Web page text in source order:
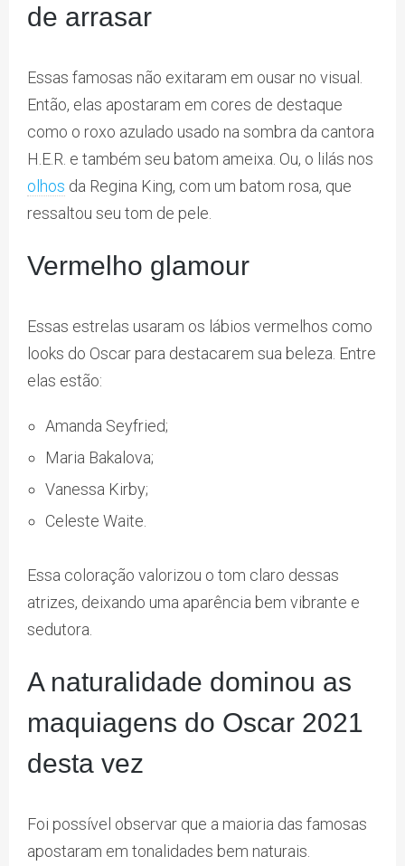
de arrasar
Essas famosas não exitaram em ousar no visual.
Então, elas apostaram em cores de destaque
como o roxo azulado usado na sombra da cantora
H.E.R. e também seu batom ameixa. Ou, o lilás nos
olhos da Regina King, com um batom rosa, que
ressaltou seu tom de pele.
Vermelho glamour
Essas estrelas usaram os lábios vermelhos como
looks do Oscar para destacarem sua beleza. Entre
elas estão:
Amanda Seyfried;
Maria Bakalova;
Vanessa Kirby;
Celeste Waite.
Essa coloração valorizou o tom claro dessas
atrizes, deixando uma aparência bem vibrante e
sedutora.
A naturalidade dominou as
maquiagens do Oscar 2021
desta vez
Foi possível observar que a maioria das famosas
apostaram em tonalidades bem naturais.